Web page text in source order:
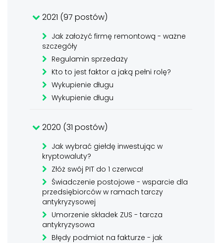
2021 (97 postów)
Jak założyć firmę remontową - ważne
szczegóły
Regulamin sprzedaży
Kto to jest faktor a jaką pełni rolę?
Wykupienie długu
Wykupienie długu
2020 (31 postów)
Jak wybrać giełdę inwestując w
kryptowaluty?
Złóż swój PIT do 1 czerwca!
Świadczenie postojowe - wsparcie dla
przedsiębiorców w ramach tarczy
antykryzysowej
Umorzenie składek ZUS - tarcza
antykryzysowa
Błędy podmiot na fakturze - jak